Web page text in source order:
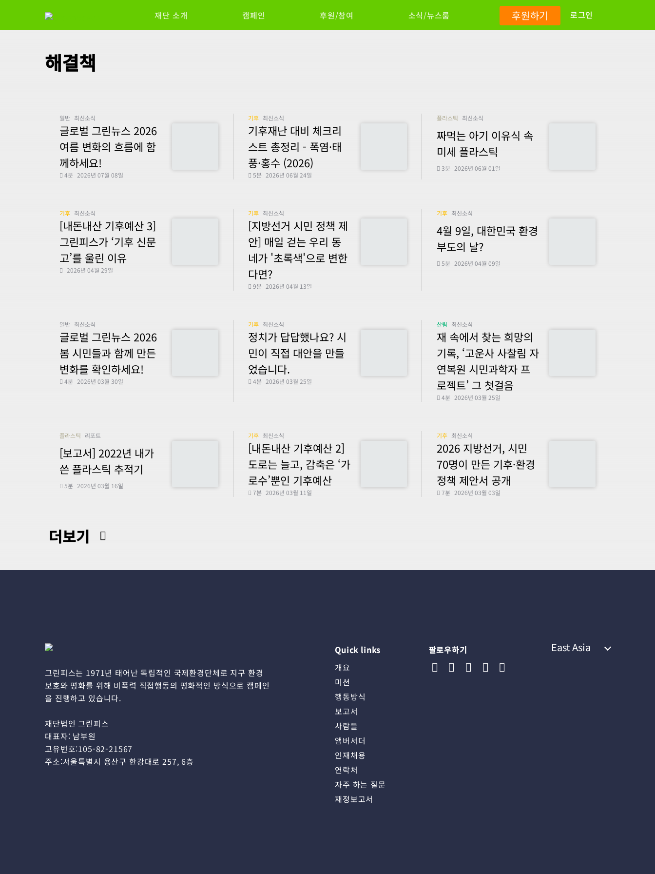
재단 소개 캠페인 후원/참여 소식/뉴스룸 후원하기 로그인
해결책
일반 최신소식
글로벌 그린뉴스 2026
여름 변화의 흐름에 함
께하세요!
4분 2026년 07월 08일
기후 최신소식
기후재난 대비 체크리
스트 총정리 - 폭염·태
풍·홍수 (2026)
5분 2026년 06월 24일
플라스틱 최신소식
짜먹는 아기 이유식 속
미세 플라스틱
3분 2026년 06월 01일
기후 최신소식
[내돈내산 기후예산 3]
그린피스가 ‘기후 신문
고’를 울린 이유
2026년 04월 29일
기후 최신소식
[지방선거 시민 정책 제
안] 매일 걷는 우리 동
네가 '초록색'으로 변한
다면?
9분 2026년 04월 13일
기후 최신소식
4월 9일, 대한민국 환경
부도의 날?
5분 2026년 04월 09일
일반 최신소식
글로벌 그린뉴스 2026
봄 시민들과 함께 만든
변화를 확인하세요!
4분 2026년 03월 30일
기후 최신소식
정치가 답답했나요? 시
민이 직접 대안을 만들
었습니다.
4분 2026년 03월 25일
산림 최신소식
재 속에서 찾는 희망의
기록, ‘고운사 사찰림 자
연복원 시민과학자 프
로젝트’ 그 첫걸음
4분 2026년 03월 25일
플라스틱 리포트
[보고서] 2022년 내가
쓴 플라스틱 추적기
5분 2026년 03월 16일
기후 최신소식
[내돈내산 기후예산 2]
도로는 늘고, 감축은 ‘가
로수’뿐인 기후예산
7분 2026년 03월 11일
기후 최신소식
2026 지방선거, 시민
70명이 만든 기후·환경
정책 제안서 공개
7분 2026년 03월 03일
더보기
그린피스는 1971년 태어난 독립적인 국제환경단체로 지구 환경
보호와 평화를 위해 비폭력 직접행동의 평화적인 방식으로 캠페인
을 진행하고 있습니다.
재단법인 그린피스
대표자: 남부원
고유번호:105-82-21567
주소:서울특별시 용산구 한강대로 257, 6층
Quick links
개요
미션
행동방식
보고서
사람들
앰버서더
인재채용
연락처
자주 하는 질문
재정보고서
팔로우하기 East Asia